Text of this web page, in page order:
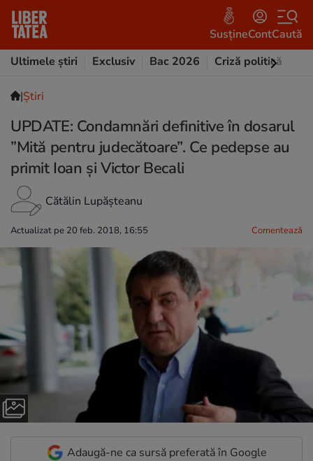
SusțineContCaută
Ultimele știri
Exclusiv Bac 2026 Criză politică
|Ştiri
UPDATE: Condamnări definitive în dosarul
”Mită pentru judecătoare”. Ce pedepse au
primit Ioan și Victor Becali
Cătălin Lupășteanu
Actualizat pe 20 feb. 2018, 16:55 Comentează
Adaugă-ne ca sursă preferată în Google